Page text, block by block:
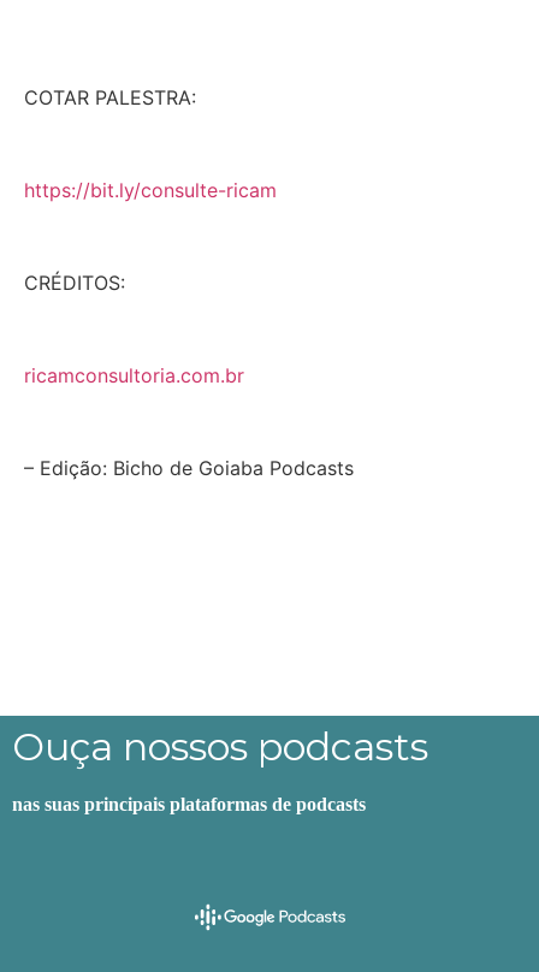
COTAR PALESTRA:
https://bit.ly/consulte-ricam
CRÉDITOS:
ricamconsultoria.com.br
– Edição: Bicho de Goiaba Podcasts
Ouça nossos podcasts
nas suas principais plataformas de podcasts